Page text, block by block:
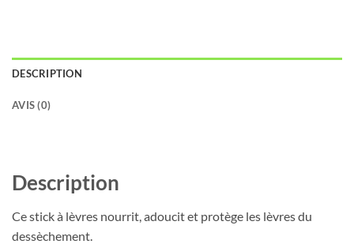
DESCRIPTION
AVIS (0)
Description
Ce stick à lèvres nourrit, adoucit et protège les lèvres du
dessèchement.